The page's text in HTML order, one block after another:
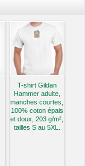
T-shirt Gildan
Hammer adulte,
manches courtes,
100% coton épais
et doux, 203 g/m²,
tailles S au 5XL.